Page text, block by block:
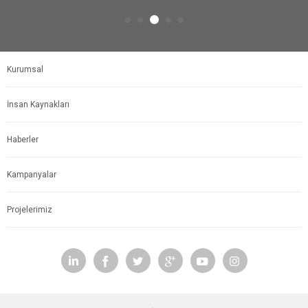
Kurumsal
İnsan Kaynakları
Haberler
Kampanyalar
Projelerimiz